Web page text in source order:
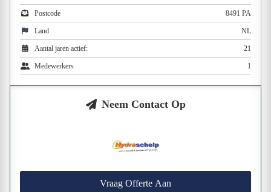
Postcode 8491 PA
Land NL
Aantal jaren actief: 21
Medewerkers 1
Neem Contact Op
Vraag Offerte Aan